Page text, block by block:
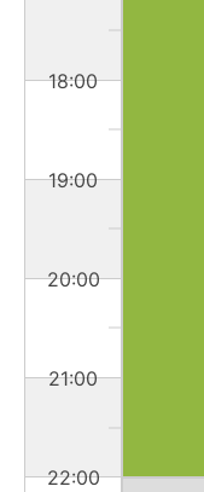
18:00
19:00
20:00
21:00
22:00